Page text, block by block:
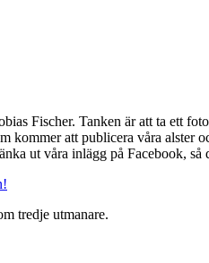
Fischer. Tanken är att ta ett
kommer att publicera våra alster
ut våra inlägg på Facebook,
tredje utmanare.